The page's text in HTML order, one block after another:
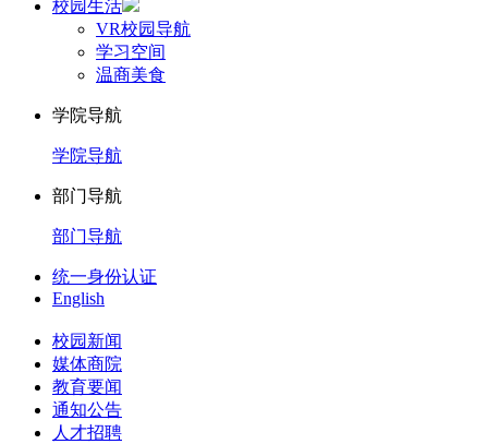
校园生活
VR校园导航
学习空间
温商美食
学院导航
学院导航
部门导航
部门导航
统一身份认证
English
校园新闻
媒体商院
教育要闻
通知公告
人才招聘